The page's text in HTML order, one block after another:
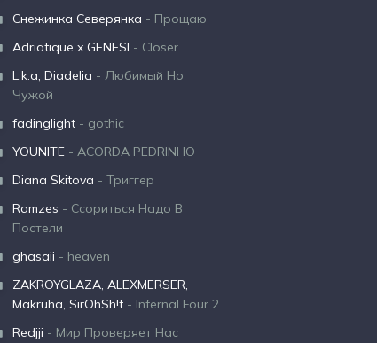
Снежинка Северянка - Прощаю
Adriatique x GENESI - Closer
L.k.a, Diadelia - Любимый Но
Чужой
fadinglight - gothic
YOUNITE - ACORDA PEDRINHO
Diana Skitova - Триггер
Ramzes - Ссориться Надо В
Постели
ghasaii - heaven
ZAKROYGLAZA, ALEXMERSER,
Makruha, SirOhSh!t - Infernal Four 2
Redjji - Мир Проверяет Нас